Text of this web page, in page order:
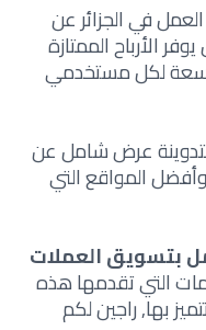
العمل في الجزائر عن
الأرباح الممتازة
لكل مستخدمي
عرض شامل عن
المواقع التي
بتسويق العملات
التي تقدمها هذه
بها,راجين لكم